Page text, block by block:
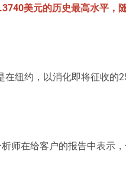
美元的历史最高水平，
纽约，以消化即将征收的
师在给客户的报告中表示